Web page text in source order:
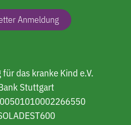
Anmeldung
das kranke Kind e.V.
Stuttgart